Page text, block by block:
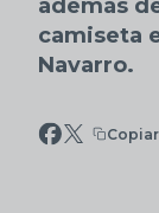
además
camiseta
Navarro.